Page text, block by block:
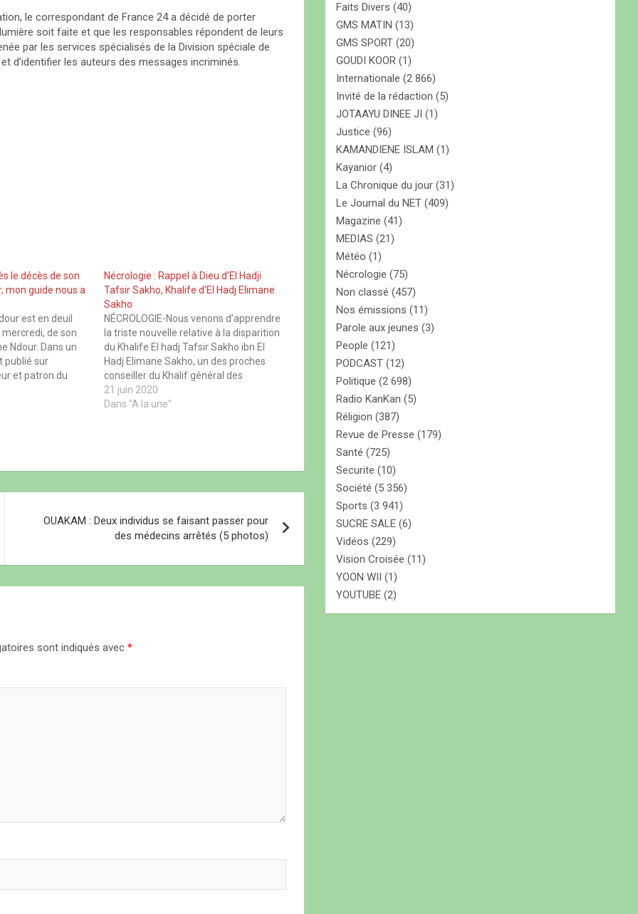
le correspondant de France 24 a décidé de porter
soit faite et que les responsables répondent de leurs
par les services spécialisés de la Division spéciale de
d’identifier les auteurs des messages incriminés.
le décès de son
mon guide nous a
est en deuil
de son
Ndour. Dans un
publié sur
et patron du
a rendu
considérait
Nécrologie : Rappel à Dieu d’El Hadji
Tafsir Sakho, Khalife d’El Hadj Elimane
Sakho
NÉCROLOGIE-Nous venons d’apprendre
la triste nouvelle relative à la disparition
du Khalife El hadj Tafsir Sakho ibn El
Hadj Elimane Sakho, un des proches
conseiller du Khalif général des
Tidianes. Il est décédé ce samedi 20
juin à Rufisque. Le saint homme dirige
21 juin 2020
Dans "A la une"
OUAKAM : Deux individus se faisant passer pour
des médecins arrêtés (5 photos)
sont indiqués avec *
Faits Divers (40)
GMS MATIN (13)
GMS SPORT (20)
GOUDI KOOR (1)
Internationale (2 866)
Invité de la rédaction (5)
JOTAAYU DINEE JI (1)
Justice (96)
KAMANDIENE ISLAM (1)
Kayanior (4)
La Chronique du jour (31)
Le Journal du NET (409)
Magazine (41)
MEDIAS (21)
Météo (1)
Nécrologie (75)
Non classé (457)
Nos émissions (11)
Parole aux jeunes (3)
People (121)
PODCAST (12)
Politique (2 698)
Radio KanKan (5)
Réligion (387)
Revue de Presse (179)
Santé (725)
Securite (10)
Société (5 356)
Sports (3 941)
SUCRE SALE (6)
Vidéos (229)
Vision Croisée (11)
YOON WII (1)
YOUTUBE (2)